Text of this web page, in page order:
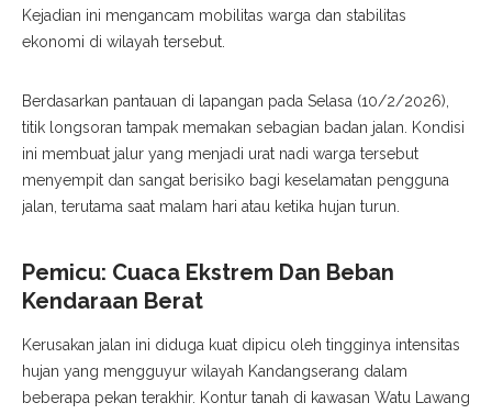
Kejadian ini mengancam mobilitas warga dan stabilitas
ekonomi di wilayah tersebut.
Berdasarkan pantauan di lapangan pada Selasa (10/2/2026),
titik longsoran tampak memakan sebagian badan jalan. Kondisi
ini membuat jalur yang menjadi urat nadi warga tersebut
menyempit dan sangat berisiko bagi keselamatan pengguna
jalan, terutama saat malam hari atau ketika hujan turun.
Pemicu: Cuaca Ekstrem Dan Beban
Kendaraan Berat
Kerusakan jalan ini diduga kuat dipicu oleh tingginya intensitas
hujan yang mengguyur wilayah Kandangserang dalam
beberapa pekan terakhir. Kontur tanah di kawasan Watu Lawang